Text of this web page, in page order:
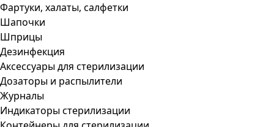
Фартуки, халаты, салфетки
Шапочки
Шприцы
Дезинфекция
Аксессуары для стерилизации
Дозаторы и распылители
Журналы
Индикаторы стерилизации